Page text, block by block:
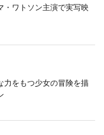
・ワトソン主演で実写映
力をもつ少女の冒険を描